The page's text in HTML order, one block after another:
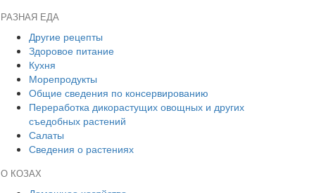
РАЗНАЯ ЕДА
Другие рецепты
Здоровое питание
Кухня
Морепродукты
Общие сведения по консервированию
Переработка дикорастущих овощных и других
съедобных растений
Салаты
Сведения о растениях
О КОЗАХ